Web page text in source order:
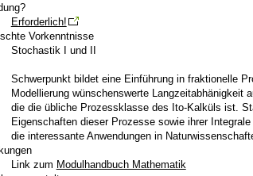
Erforderlich!
Vorkenntnisse
Stochastik I und II
Schwerpunkt bildet eine Einführung in fraktionelle
Modellierung wünschenswerte Langzeitabhänigkeit
die die übliche Prozessklasse des Ito-Kalküls ist.
Eigenschaften dieser Prozesse sowie ihrer
die interessante Anwendungen in
Link zum Modulhandbuch Mathematik